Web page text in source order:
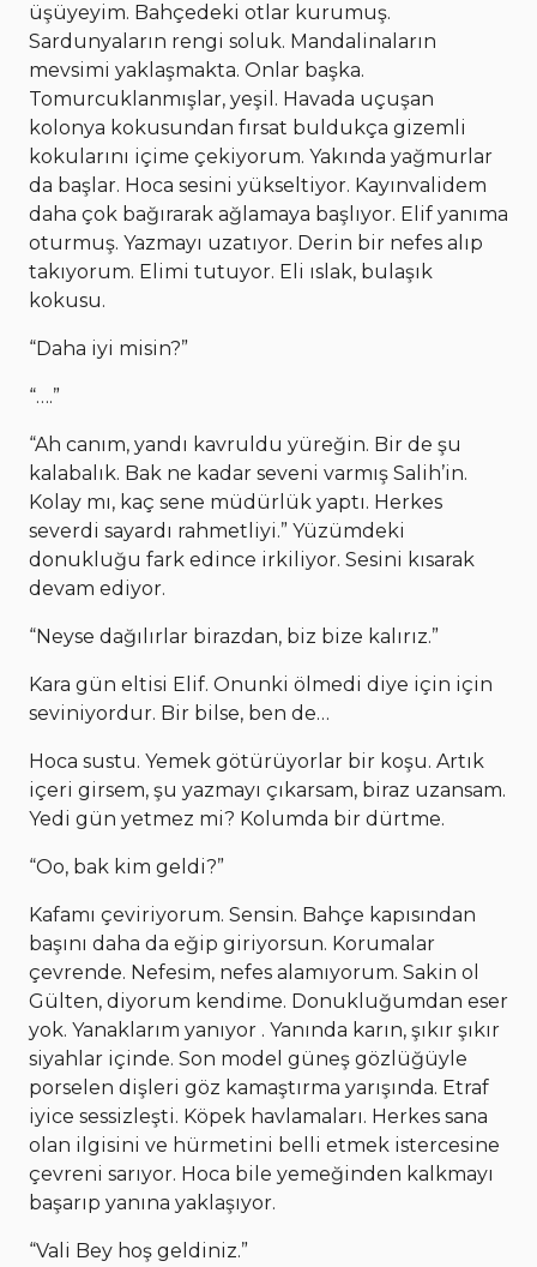
üşüyeyim. Bahçedeki otlar kurumuş.
Sardunyaların rengi soluk. Mandalinaların
mevsimi yaklaşmakta. Onlar başka.
Tomurcuklanmışlar, yeşil. Havada uçuşan
kolonya kokusundan fırsat buldukça gizemli
kokularını içime çekiyorum. Yakında yağmurlar
da başlar. Hoca sesini yükseltiyor. Kayınvalidem
daha çok bağırarak ağlamaya başlıyor. Elif yanıma
oturmuş. Yazmayı uzatıyor. Derin bir nefes alıp
takıyorum. Elimi tutuyor. Eli ıslak, bulaşık
kokusu.
“Daha iyi misin?”
“….”
“Ah canım, yandı kavruldu yüreğin. Bir de şu
kalabalık. Bak ne kadar seveni varmış Salih’in.
Kolay mı, kaç sene müdürlük yaptı. Herkes
severdi sayardı rahmetliyi.” Yüzümdeki
donukluğu fark edince irkiliyor. Sesini kısarak
devam ediyor.
“Neyse dağılırlar birazdan, biz bize kalırız.”
Kara gün eltisi Elif. Onunki ölmedi diye için için
seviniyordur. Bir bilse, ben de…
Hoca sustu. Yemek götürüyorlar bir koşu. Artık
içeri girsem, şu yazmayı çıkarsam, biraz uzansam.
Yedi gün yetmez mi? Kolumda bir dürtme.
“Oo, bak kim geldi?”
Kafamı çeviriyorum. Sensin. Bahçe kapısından
başını daha da eğip giriyorsun. Korumalar
çevrende. Nefesim, nefes alamıyorum. Sakin ol
Gülten, diyorum kendime. Donukluğumdan eser
yok. Yanaklarım yanıyor . Yanında karın, şıkır şıkır
siyahlar içinde. Son model güneş gözlüğüyle
porselen dişleri göz kamaştırma yarışında. Etraf
iyice sessizleşti. Köpek havlamaları. Herkes sana
olan ilgisini ve hürmetini belli etmek istercesine
çevreni sarıyor. Hoca bile yemeğinden kalkmayı
başarıp yanına yaklaşıyor.
“Vali Bey hoş geldiniz.”